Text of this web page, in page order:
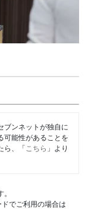
ブンネットが独自に
可能性があることを
ら、「 こちら 」より
でご利用の場合は